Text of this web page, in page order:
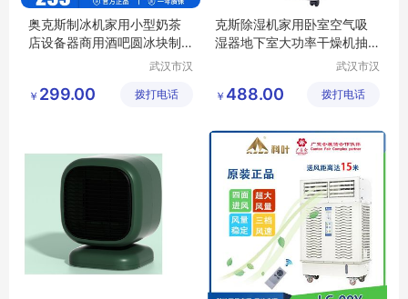
奥克斯制冰机家用小型奶茶
店设备器商用酒吧圆冰块制
武汉市汉
器销售行
￥ 299.00 拨打电话
克斯除湿机家用卧室空气吸
湿器地下室大功率干燥机抽
武汉市汉
器销售行
￥ 488.00 拨打电话